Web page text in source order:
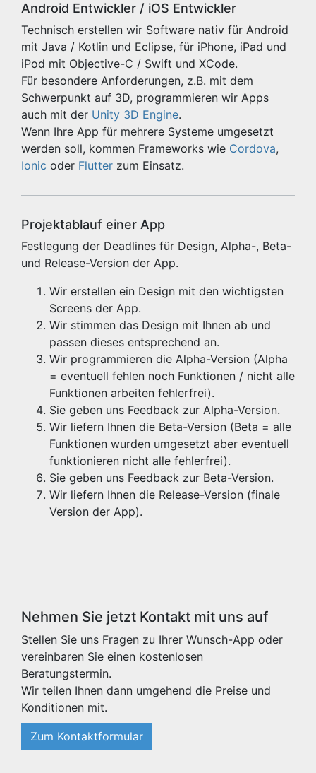
Android Entwickler / iOS Entwickler
Technisch erstellen wir Software nativ für Android
mit Java / Kotlin und Eclipse, für iPhone, iPad und
iPod mit Objective-C / Swift und XCode.
Für besondere Anforderungen, z.B. mit dem
Schwerpunkt auf 3D, programmieren wir Apps
auch mit der Unity 3D Engine.
Wenn Ihre App für mehrere Systeme umgesetzt
werden soll, kommen Frameworks wie Cordova,
Ionic oder Flutter zum Einsatz.
Projektablauf einer App
Festlegung der Deadlines für Design, Alpha-, Beta-
und Release-Version der App.
Wir erstellen ein Design mit den wichtigsten
Screens der App.
Wir stimmen das Design mit Ihnen ab und
passen dieses entsprechend an.
Wir programmieren die Alpha-Version (Alpha
= eventuell fehlen noch Funktionen / nicht alle
Funktionen arbeiten fehlerfrei).
Sie geben uns Feedback zur Alpha-Version.
Wir liefern Ihnen die Beta-Version (Beta = alle
Funktionen wurden umgesetzt aber eventuell
funktionieren nicht alle fehlerfrei).
Sie geben uns Feedback zur Beta-Version.
Wir liefern Ihnen die Release-Version (finale
Version der App).
Nehmen Sie jetzt Kontakt mit uns auf
Stellen Sie uns Fragen zu Ihrer Wunsch-App oder
vereinbaren Sie einen kostenlosen
Beratungstermin.
Wir teilen Ihnen dann umgehend die Preise und
Konditionen mit.
Zum Kontaktformular